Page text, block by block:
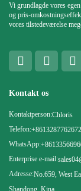
Vi grundlagde vores
og pris-
vores tilstedeværelse
Kontakt os
Kontaktperson:Chloris
Telefon:+8613287762672
WhatsApp:
Enterprise e-mail:
Adresse:No.659, West
Shandong, Kina